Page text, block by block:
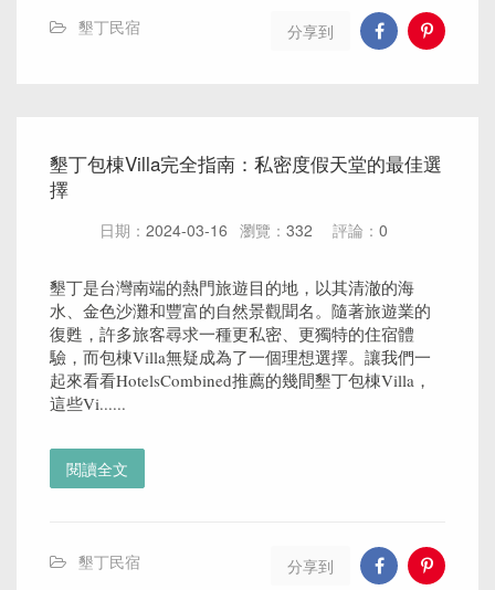
墾丁民宿 分享到
墾丁包棟Villa完全指南：私密度假天堂的最佳選
擇
日期： 2024-03-16 瀏覽： 332 評論： 0
墾丁是台灣南端的熱門旅遊目的地，以其清澈的海
水、金色沙灘和豐富的自然景觀聞名。隨著旅遊業的
復甦，許多旅客尋求一種更私密、更獨特的住宿體
驗，而包棟Villa無疑成為了一個理想選擇。讓我們一
起來看看HotelsCombined推薦的幾間墾丁包棟Villa，
這些Vi......
閱讀全文
墾丁民宿 分享到